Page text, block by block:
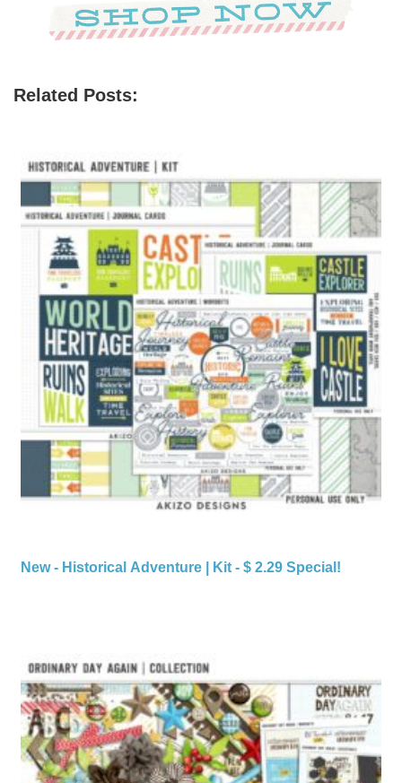
Related Posts:
New - Historical Adventure | Kit - $ 2.29 Special!